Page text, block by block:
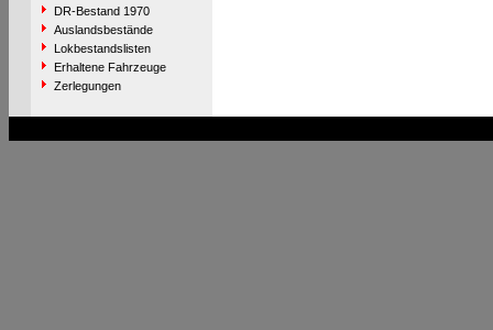
DR-Bestand 1970
Auslandsbestände
Lokbestandslisten
Erhaltene Fahrzeuge
Zerlegungen